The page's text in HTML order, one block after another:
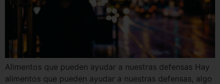
Alimentos que pueden ayudar a nuestras defensas Hay
alimentos que pueden ayudar a nuestras defensas, algo